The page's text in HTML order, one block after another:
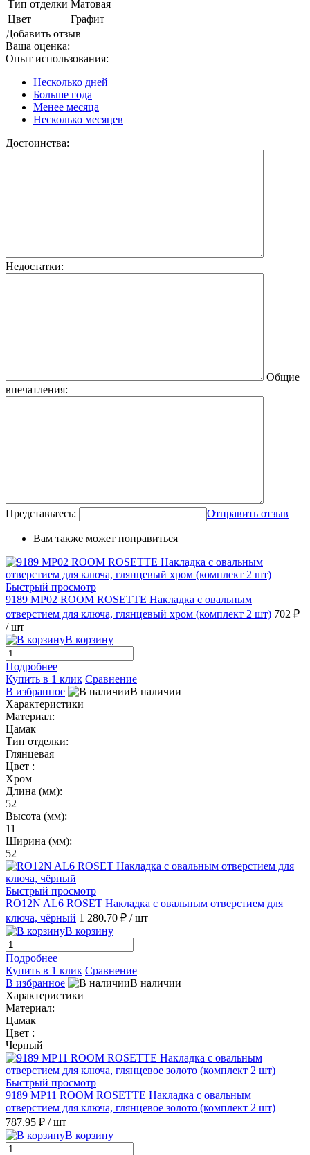
Тип отделки Матовая
Цвет
Графит
Добавить отзыв
Ваша оценка:
Опыт использования:
Несколько дней
Больше года
Менее месяца
Несколько месяцев
Достоинства:
Недостатки:
Общие
впечатления:
Представьтесь: Отправить отзыв
Вам также может понравиться
Быстрый просмотр
9189 MP02 ROOM ROSETTE Накладка с овальным
отверстием для ключа, глянцевый хром (комплект 2 шт) 702 ₽
/ шт
В корзину
Подробнее
Купить в 1 клик Сравнение
В избранное
В наличии
Характеристики
Материал:
Цамак
Тип отделки:
Глянцевая
Цвет :
Хром
Длина (мм):
52
Высота (мм):
11
Ширина (мм):
52
Быстрый просмотр
RO12N AL6 ROSET Накладка с овальным отверстием для
ключа, чёрный 1 280.70 ₽ / шт
В корзину
Подробнее
Купить в 1 клик Сравнение
В избранное
В наличии
Характеристики
Материал:
Цамак
Цвет :
Черный
Быстрый просмотр
9189 MP11 ROOM ROSETTE Накладка с овальным
отверстием для ключа, глянцевое золото (комплект 2 шт)
787.95 ₽ / шт
В корзину